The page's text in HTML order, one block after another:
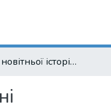
Сторінки новітньої історії гирьового спорту в Україні